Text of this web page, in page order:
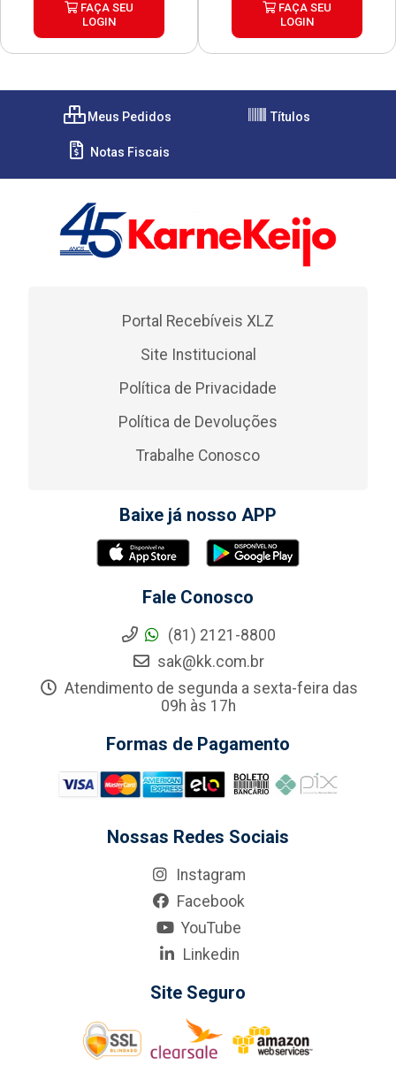
FAÇA SEU
LOGIN
FAÇA SEU
LOGIN
Meus Pedidos Títulos
Notas Fiscais
Portal Recebíveis XLZ
Site Institucional
Política de Privacidade
Política de Devoluções
Trabalhe Conosco
Baixe já nosso APP
Fale Conosco
(81) 2121-8800
sak@kk.com.br
Atendimento de segunda a sexta-feira das
09h às 17h
Formas de Pagamento
Nossas Redes Sociais
Instagram
Facebook
YouTube
Linkedin
Site Seguro